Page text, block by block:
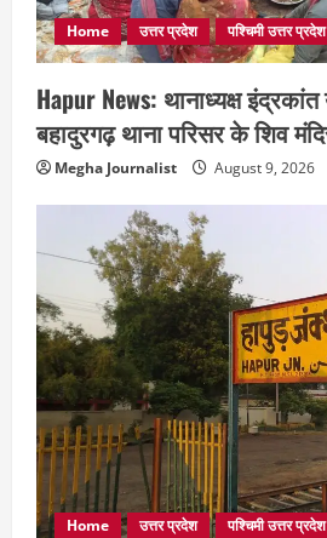
Home उत्तर प्रदेश पश्चिमी उत्तर प्रदेश
Hapur News: थानाध्यक्ष
बहादुरगढ़ थाना परिसर के शिव
Megha Journalist August 9, 2026
Home उत्तर प्रदेश पश्चिमी उत्तर प्रदेश